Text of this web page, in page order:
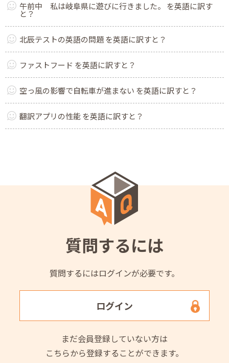
午前中 私は岐阜県に遊びに行きました。 を英語に訳す
と？
北辰テストの英語の問題 を英語に訳すと？
ファストフード を英語に訳すと？
空っ風の影響で自転車が進まない を英語に訳すと？
翻訳アプリの性能 を英語に訳すと？
質問するには
質問するにはログインが必要です。
ログイン
まだ会員登録していない方は
こちらから登録することができます。